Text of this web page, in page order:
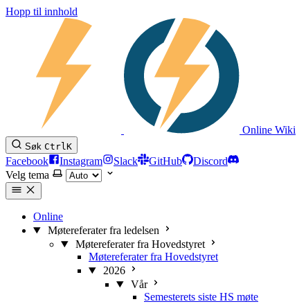
Hopp til innhold
Online Wiki
Søk CtrlK
Facebook Instagram Slack GitHub
Discord
Velg tema
Online
Møtereferater fra ledelsen
Møtereferater fra Hovedstyret
Møtereferater fra Hovedstyret
2026
Vår
Semesterets siste HS møte